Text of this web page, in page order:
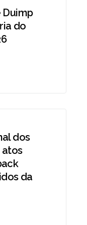
Duimp
do
dos
atos
da